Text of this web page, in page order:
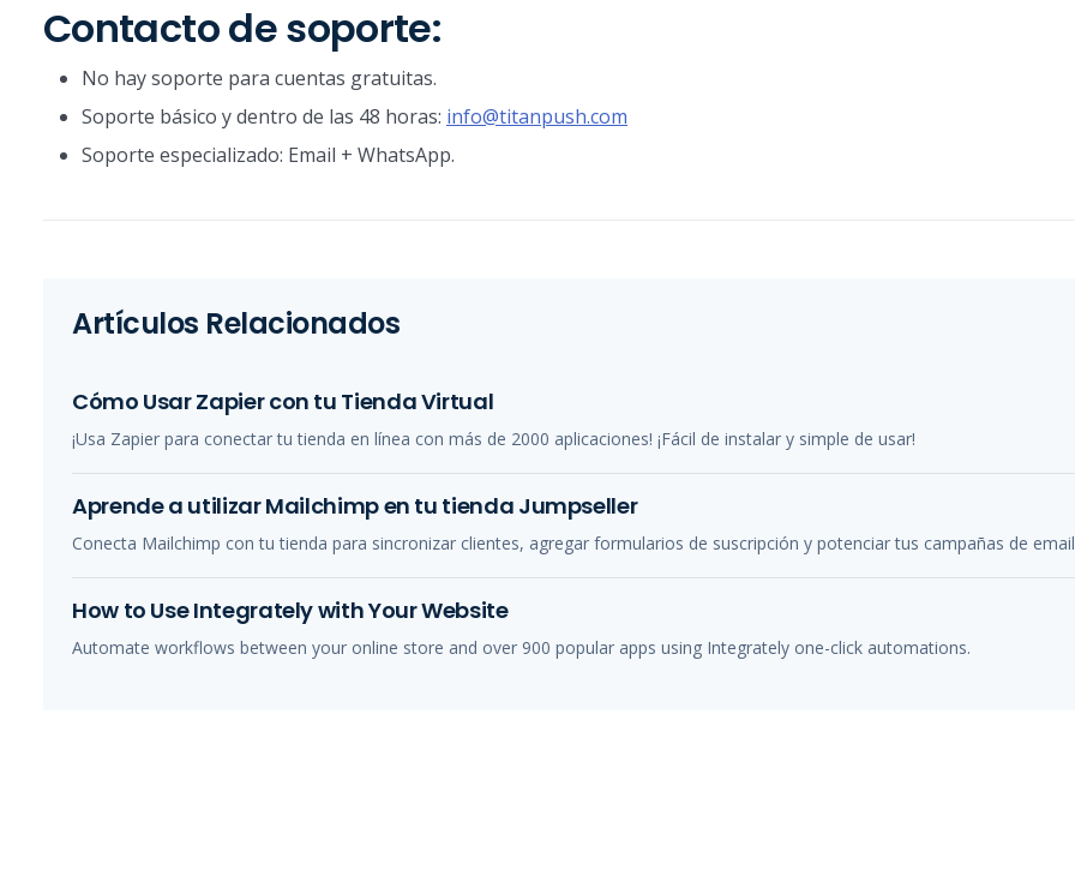
Contacto de soporte:
No hay soporte para cuentas gratuitas.
Soporte básico y dentro de las 48 horas: info@titanpush.com
Soporte especializado: Email + WhatsApp.
Artículos Relacionados
Cómo Usar Zapier con tu Tienda Virtual
¡Usa Zapier para conectar tu tienda en línea con más de 2000 aplicaciones! ¡Fácil de instalar y simple de usar!
Aprende a utilizar Mailchimp en tu tienda Jumpseller
Conecta Mailchimp con tu tienda para sincronizar clientes, agregar formularios de suscripción y potenciar tus campañas de
How to Use Integrately with Your Website
Automate workflows between your online store and over 900 popular apps using Integrately one-click automations.